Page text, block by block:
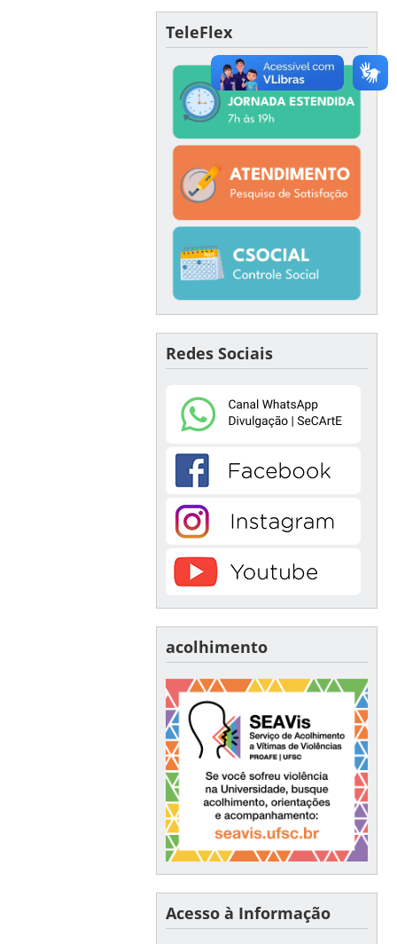
TeleFlex
Redes Sociais
acolhimento
Acesso à Informação